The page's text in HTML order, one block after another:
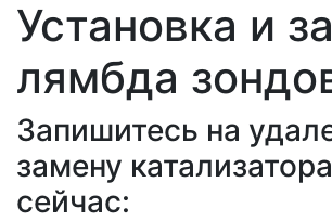
Установка и
лямбда
Запишитесь на
замену
сейчас: